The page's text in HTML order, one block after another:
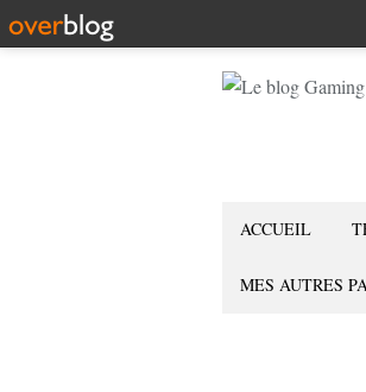
ACCUEIL
MES AUTRES